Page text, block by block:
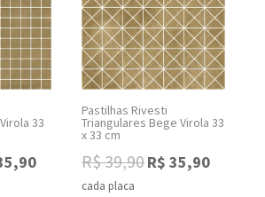
33
Current
Pastilhas Rivesti
Triangulares Bege Virola 33
x 33 cm
R$39,90 Original
R$ 35,90
cada placa